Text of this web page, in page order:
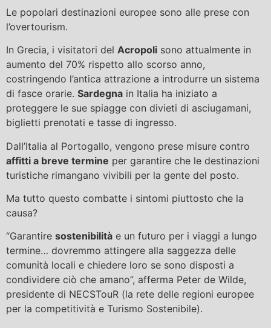
Le popolari destinazioni europee sono alle prese con
l’overtourism.
In Grecia, i visitatori del Acropoli sono attualmente in
aumento del 70% rispetto allo scorso anno,
costringendo l’antica attrazione a introdurre un sistema
di fasce orarie. Sardegna in Italia ha iniziato a
proteggere le sue spiagge con divieti di asciugamani,
biglietti prenotati e tasse di ingresso.
Dall’Italia al Portogallo, vengono prese misure contro
affitti a breve termine per garantire che le destinazioni
turistiche rimangano vivibili per la gente del posto.
Ma tutto questo combatte i sintomi piuttosto che la
causa?
“Garantire sostenibilità e un futuro per i viaggi a lungo
termine… dovremmo attingere alla saggezza delle
comunità locali e chiedere loro se sono disposti a
condividere ciò che amano”, afferma Peter de Wilde,
presidente di NECSTouR (la rete delle regioni europee
per la competitività e Turismo Sostenibile).